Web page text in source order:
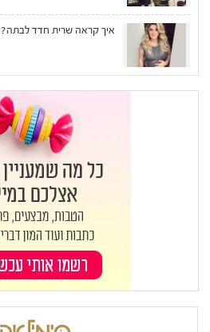
איך קראה שרית חדד לבתה?